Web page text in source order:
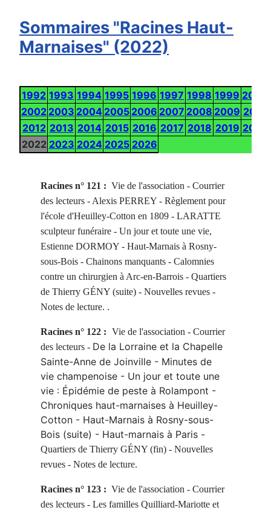
Sommaires "Racines Haut-
Marnaises" (2022)
1992 1993 1994 1995 1996 1997 1998 1999 2000
2002 2003 2004 2005 2006 2007 2008 2009 2010
2012 2013 2014 2015 2016 2017 2018 2019 2020
2022 2023 2024 2025 2026
Racines n° 121 : Vie de l'association - Courrier
des lecteurs - Alexis PERREY - Règlement pour
l'école d'Heuilley-Cotton en 1809 - LARATTE
sculpteur funéraire - Un jour et toute une vie,
Estienne DORMOY - Haut-Marnais à Rosny-
sous-Bois - Chainons manquants - Calomnies
contre un chirurgien à Arc-en-Barrois - Quartiers
de Thierry GÉNY (suite) - Nouvelles revues -
Notes de lecture. .
Racines n° 122 : Vie de l'association - Courrier
des lecteurs - De la Lorraine et la Chapelle
Sainte-Anne de Joinville - Minutes de
vie champenoise - Un jour et toute une
vie : Épidémie de peste à Rolampont -
Chroniques haut-marnaises à Heuilley-
Cotton - Haut-Marnais à Rosny-sous-
Bois (suite) - Haut-marnais à Paris -
Quartiers de Thierry GÉNY (fin) - Nouvelles
revues - Notes de lecture.
Racines n° 123 : Vie de l'association - Courrier
des lecteurs - Les familles Quilliard-Mariotte et